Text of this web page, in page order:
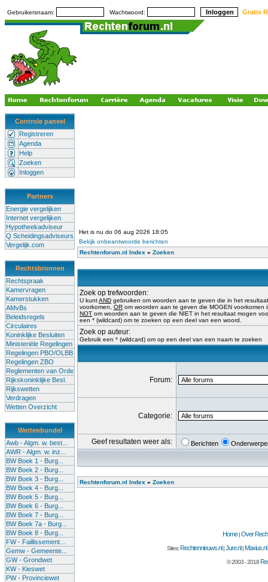
Gebruikersnaam: Wachtwoord: Gratis
Controle paneel
Registreren
Agenda
Help
Zoeken
Inloggen
Partners
Energie vergelijken
Internet vergelijken
Hypotheekadviseur
Q Scheidingsadviseurs
Vergelijk.com
Rechtsbronnen
Rechtspraak
Kamervragen
Kamerstukken
AMvBs
Beleidsregels
Circulaires
Koninklijke Besluiten
Ministeriële Regelingen
Regelingen PBO/OLBB
Regelingen ZBO
Reglementen van Orde
Rijkskoninklijke Besl.
Rijkswetten
Verdragen
Wetten Overzicht
Wettenbundel
Awb - Algm. w. best...
AWR - Algm. w. inz...
BW Boek 1 - Burg...
BW Boek 2 - Burg...
BW Boek 3 - Burg...
BW Boek 4 - Burg...
BW Boek 5 - Burg...
BW Boek 6 - Burg...
BW Boek 7 - Burg...
BW Boek 7a - Burg...
BW Boek 8 - Burg...
FW - Faillissement...
Gemw - Gemeente...
GW - Grondwet
KW - Kieswet
PW - Provinciewet
Het is nu do 06 aug 2026 18:05
Bekijk onbeantwoorde berichten
Rechtenforum.nl Index » Zoeken
Zoek op trefwoorden:
U kuntAND gebruiken om woorden aan te geven die in het
voorkomen, OR om woorden aan te geven die MOGEN voorkomen
NOT om woorden aan te geven die NIET in het resultaat mogen
een * (wildcard) om te zoeken op een deel van een woord.
Zoek op auteur:
Gebruik een * (wildcard) om op een deel van een naam te zoeken
Forum:
Categorie:
Geef resultaten weer als: Berichten
Rechtenforum.nl Index » Zoeken
Home|Over
Sites:Rechtennieuws.nl |Jure.nl |Maxius.nl
© 2003 - 2018